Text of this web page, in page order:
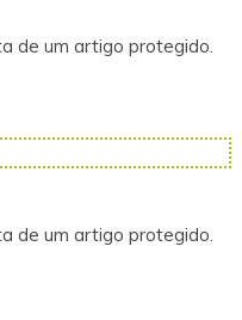
de um artigo protegido.
de um artigo protegido.